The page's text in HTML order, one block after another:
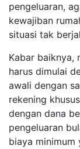
pengeluaran,
kewajiban
situasi tak
Kabar baiknya,
harus dimulai
awali dengan
rekening
dengan dana
pengeluaran
biaya minimum